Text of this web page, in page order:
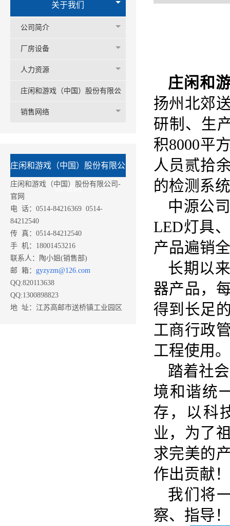
关于我们
公司简介
厂房设备
人力资源
庄闲和游戏（中国）股份有限公
销售网络
庄闲和游戏（中国）股份有限公
司-官网
庄闲和游戏（中国）股份有限公司-
官网
电 话：0514-84216369 0514-
84212540
传 真：0514-84212540
手 机：18001453216
联系人：陶小姐(销售部)
邮 箱： gyzyzm@126.com
QQ:820113638
QQ:1300898823
地 址：江苏高邮市送桥镇工业园区
庄闲和
扬州北郊
研制、生
积8000平
人员贰拾
的检测系
中源公
LED灯具
产品遍销
长期以
器产品，
得到长足
工商行政
工程使用。
踏着社
境和谐统
存，以科
业，为了
求完美的
作出贡献！
我们将
察、指导！